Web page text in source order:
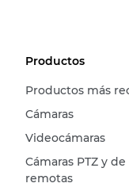
Productos
Productos más
Cámaras
Videocámaras
Cámaras PTZ y de
remotas